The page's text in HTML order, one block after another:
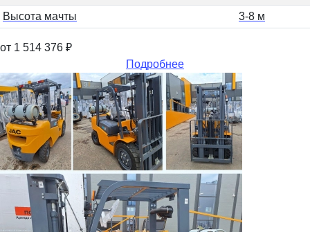
Высота мачты
3-8 м
от 1 514 376 ₽
Подробнее